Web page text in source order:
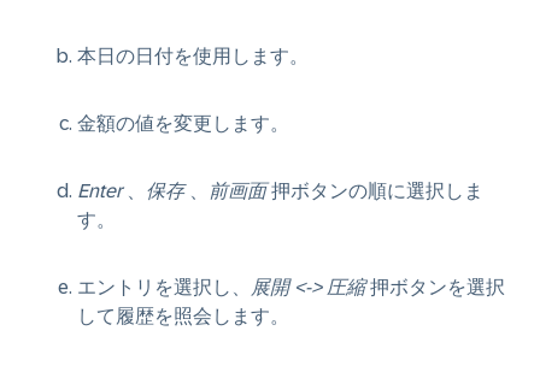
本日の日付を使用します。
金額の値を変更します。
Enter、 保存、 前画面押ボタンの順に選択しま
す。
エントリを選択し、 展開 <-> 圧縮押ボタンを選択
して履歴を照会します。